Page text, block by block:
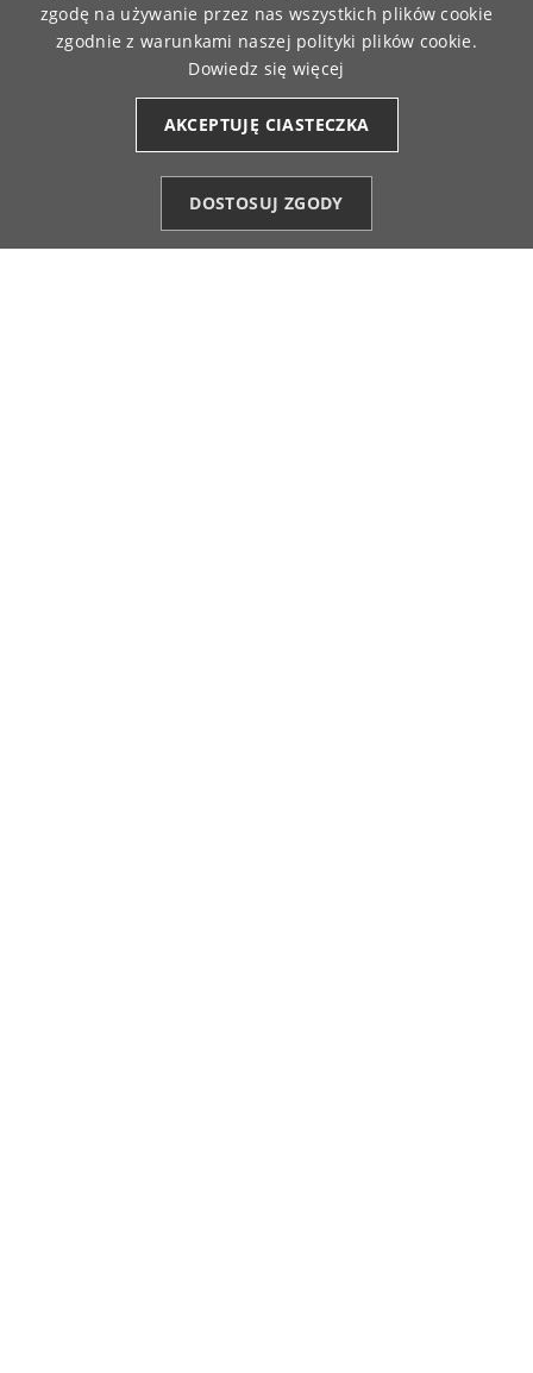
Start
Ulubione (0) Konto
DARMOWA WYSYŁKA
ZAMÓWIENIA REALIZOWANE
zgodę na używanie przez nas wszystkich plików cookie
zgodnie z warunkami naszej polityki plików cookie.
Dowiedz się więcej
AKCEPTUJĘ CIASTECZKA
DOSTOSUJ ZGODY